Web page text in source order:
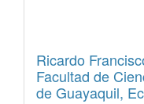
Ricardo
Facultad de
de Guayaquil,